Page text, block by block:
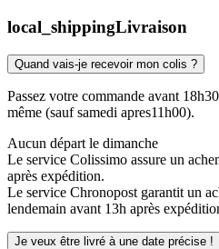
local_shippingLivraison
Quand vais-je recevoir mon colis ?
Passez votre commande avant
même (sauf samedi apres11h00).
Aucun départ le dimanche
Le service Colissimo assure un
après expédition.
Le service Chronopost garantit un
lendemain avant 13h après
Je veux être livré à une date précise !